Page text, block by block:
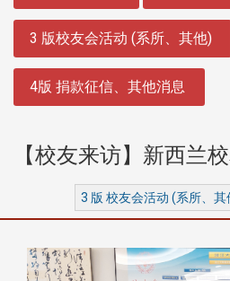
3 版校友会活动 (系所、其他)
4版 捐款征信、其他消息
【校友来访】新西兰
3 版 校友会活动 (系所、其